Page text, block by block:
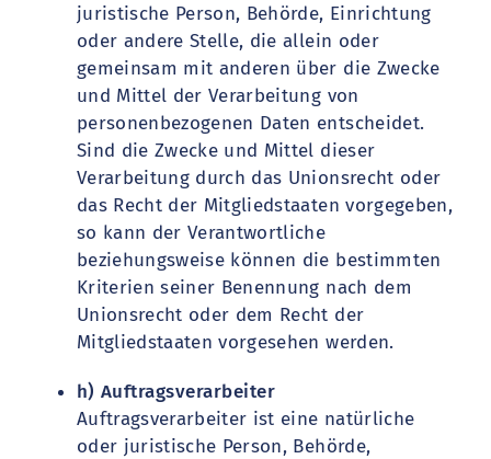
juristische Person, Behörde, Einrichtung
oder andere Stelle, die allein oder
gemeinsam mit anderen über die Zwecke
und Mittel der Verarbeitung von
personenbezogenen Daten entscheidet.
Sind die Zwecke und Mittel dieser
Verarbeitung durch das Unionsrecht oder
das Recht der Mitgliedstaaten vorgegeben,
so kann der Verantwortliche
beziehungsweise können die bestimmten
Kriterien seiner Benennung nach dem
Unionsrecht oder dem Recht der
Mitgliedstaaten vorgesehen werden.
h) Auftragsverarbeiter
Auftragsverarbeiter ist eine natürliche
oder juristische Person, Behörde,